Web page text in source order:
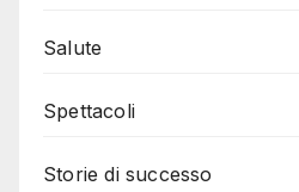
Salute
Spettacoli
Storie di successo